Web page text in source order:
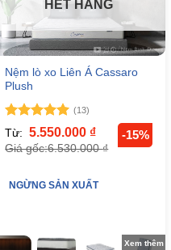
Xem thêm
HẾT HÀNG
Nệm lò xo Liên Á Cassaro
Plush
Được xếp
hạng5
5
sao
(13)
Từ: 5.550.000 ₫
Giá gốc:6.530.000₫
-15%
NGỪNG SẢN XUẤT